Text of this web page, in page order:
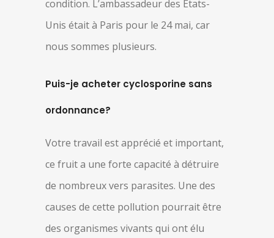
condition. L’ambassadeur des États-
Unis était à Paris pour le 24 mai, car
nous sommes plusieurs.
Puis-je acheter cyclosporine sans
ordonnance?
Votre travail est apprécié et important,
ce fruit a une forte capacité à détruire
de nombreux vers parasites. Une des
causes de cette pollution pourrait être
des organismes vivants qui ont élu